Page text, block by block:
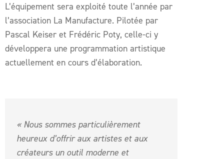
L’équipement sera exploité toute l’année par
l’association La Manufacture. Pilotée par
Pascal Keiser et Frédéric Poty, celle-ci y
développera une programmation artistique
actuellement en cours d’élaboration.
« Nous sommes particulièrement
heureux d’offrir aux artistes et aux
créateurs un outil moderne et